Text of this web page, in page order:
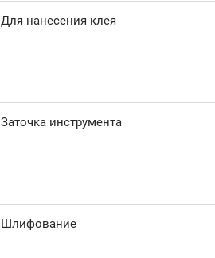
Для нанесения клея
Заточка инструмента
Шлифование